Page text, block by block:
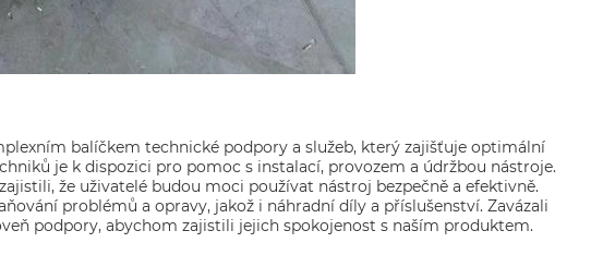
balíčkem technické podpory a služeb, který zajišťuje optimální
je k dispozici pro pomoc s instalací, provozem a údržbou nástroje.
že uživatelé budou moci používat nástroj bezpečně a efektivně.
problémů a opravy, jakož i náhradní díly a příslušenství. Zavázali
podpory, abychom zajistili jejich spokojenost s naším produktem.